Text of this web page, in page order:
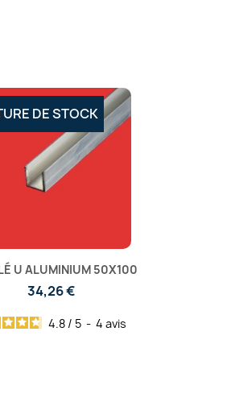
U ALUMINIUM 50X100
34,26 €
4.8 / 5 - 4 avis
DE STOCK